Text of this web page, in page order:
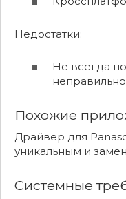
Недостатки:
Не всегда
Похожие
Драйвер для
уникальным и
Системные